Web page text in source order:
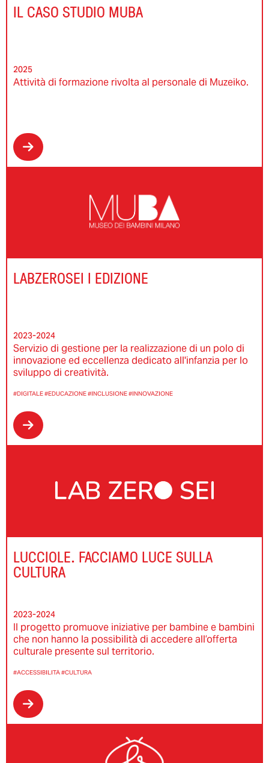
IL CASO STUDIO MUBA
2025
Attività di formazione rivolta al personale di Muzeiko.
LABZEROSEI I EDIZIONE
2023-2024
Servizio di gestione per la realizzazione di un polo di
innovazione ed eccellenza dedicato all'infanzia per lo
sviluppo di creatività.
#DIGITALE#EDUCAZIONE#INCLUSIONE#INNOVAZIONE
LUCCIOLE. FACCIAMO LUCE SULLA
CULTURA
2023-2024
Il progetto promuove iniziative per bambine e bambini
che non hanno la possibilità di accedere all’offerta
culturale presente sul territorio.
#ACCESSIBILITÀ#CULTURA